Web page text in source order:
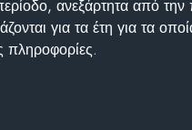
ανεξάρτητα από
για τα έτη για τα
πληροφορίες.